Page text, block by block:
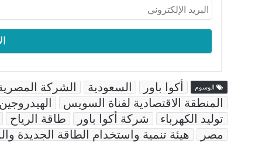
الوسوم أكوا باور السعودية الشركة
المنطقة الاقتصادية لقناة السويس
توليد الكهرباء
شركة أكوا باور طاقة الرياح
مصر
هيئة تنمية واستخدام الطاقة الجديدة